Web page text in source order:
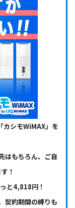
カシモWiMAX」を
はもちろん、ご自
！
と4,818円！
契約期間の縛りも